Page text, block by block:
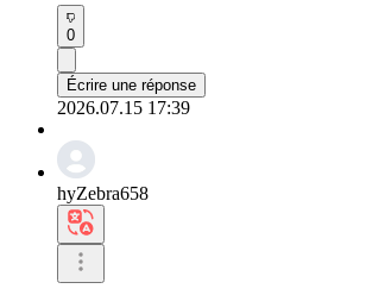
0
Écrire une réponse
2026.07.15 17:39
hyZebra658